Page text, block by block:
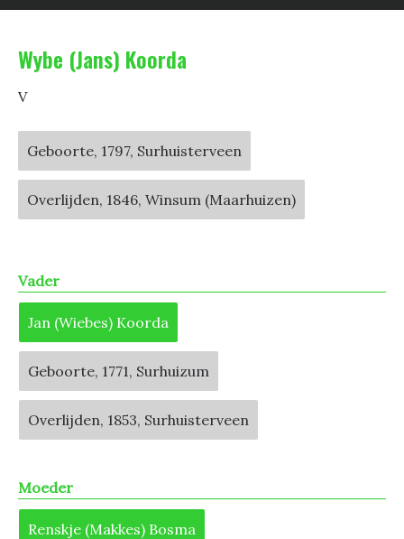
Wybe (Jans) Koorda
V
Geboorte, 1797, Surhuisterveen
Overlijden, 1846, Winsum (Maarhuizen)
Vader
Jan (Wiebes) Koorda
Geboorte, 1771, Surhuizum
Overlijden, 1853, Surhuisterveen
Moeder
Renskje (Makkes) Bosma